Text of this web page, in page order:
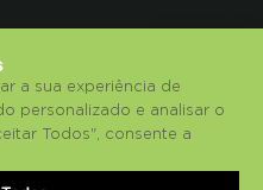
da Natureza.
a sua experiência de
personalizado e analisar o
Todos", consente a